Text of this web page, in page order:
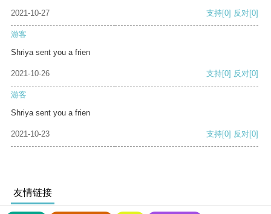
2021-10-27 支持[0] 反对[0]
游客
Shriya sent you a frien
2021-10-26 支持[0] 反对[0]
游客
Shriya sent you a frien
2021-10-23 支持[0] 反对[0]
友情链接